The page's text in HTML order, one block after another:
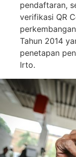
pendaftaran,
verifikasi QR
Tahun 2014
penetapan
Irto.